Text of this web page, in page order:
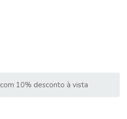
com 10% desconto à vista